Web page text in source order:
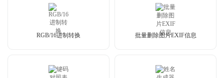
RGB/16进制转换 批量删除图片EXIF信息